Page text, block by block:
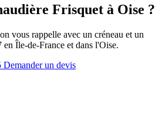
Frisquet à Oise ?
vous rappelle avec un créneau et un
Île-de-France et dans l'Oise.
Demander un devis